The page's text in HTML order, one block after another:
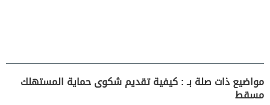
مواضيع ذات صلة بـ : كيفية تقديم شكوى حماية المستهلك
مسقط